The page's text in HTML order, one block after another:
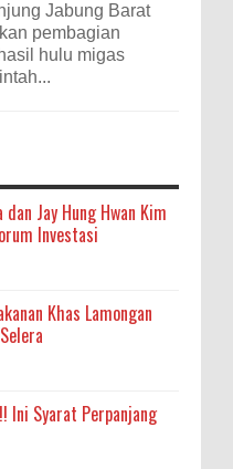
Jabung Barat
pembagian
hulu migas
Jay Hung Hwan Kim
Investasi
Khas Lamongan
Ini Syarat Perpanjang